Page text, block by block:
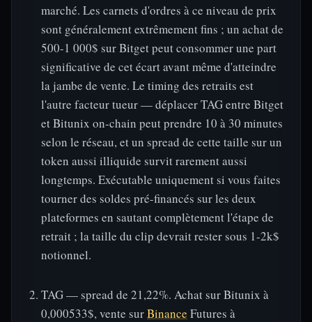
marché. Les carnets d'ordres à ce niveau de prix
sont généralement extrêmement fins ; un achat de
500-1 000$ sur Bitget peut consommer une part
significative de cet écart avant même d'atteindre
la jambe de vente. Le timing des retraits est
l'autre facteur tueur — déplacer TAG entre Bitget
et Bitunix on-chain peut prendre 10 à 30 minutes
selon le réseau, et un spread de cette taille sur un
token aussi illiquide survit rarement aussi
longtemps. Exécutable uniquement si vous faites
tourner des soldes pré-financés sur les deux
plateformes en sautant complètement l'étape de
retrait ; la taille du clip devrait rester sous 1-2k$
notionnel.
TAG — spread de 21,22%. Achat sur Bitunix à
0,000533$, vente surBinance Futures à